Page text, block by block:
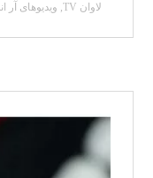
لاوان TV , ویدیو‌های آر